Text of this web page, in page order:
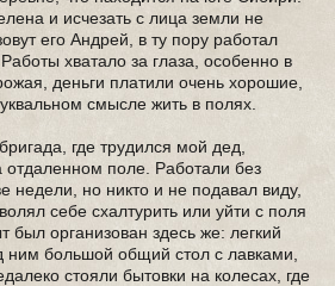
и исчезать с лица земли не
его Андрей, в ту пору работал
хватало за глаза, особенно в
деньги платили очень хорошие,
смысле жить в полях.
где трудился мой дед,
отдаленном поле. Работали без
недели, но никто и не подавал виду,
себе схалтурить или уйти с поля
был организован здесь же: легкий
ним большой общий стол с лавками,
стояли бытовки на колесах, где